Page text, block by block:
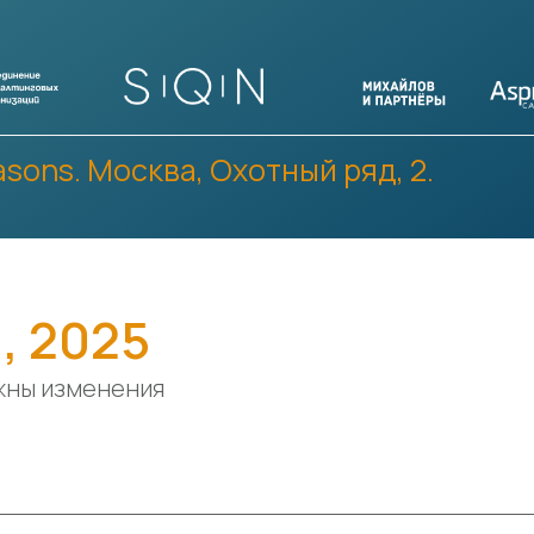
Москва, Охотный ряд, 2.
2025
изменения